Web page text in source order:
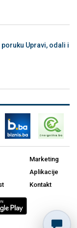
Upravi, odali i
Marketing
Aplikacije
Kontakt